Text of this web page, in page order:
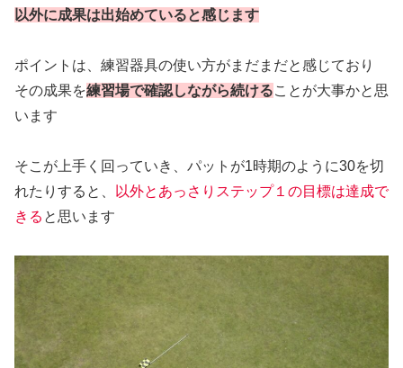
以外に成果は出始めていると感じます
ポイントは、練習器具の使い方がまだまだと感じており
その成果を練習場で確認しながら続けることが大事かと思
います
そこが上手く回っていき、パットが1時期のように30を切
れたりすると、
以外とあっさりステップ１の目標は達成で
きる と思います